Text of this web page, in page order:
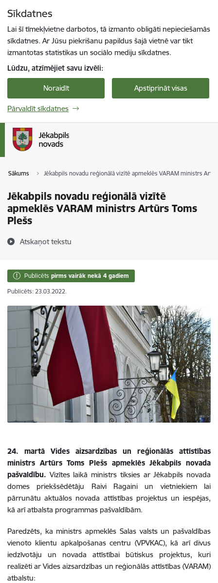
Sīkdatnes
Lai šī tīmekļvietne darbotos, tā izmanto obligāti nepieciešamās
sīkdatnes. Ar Jūsu piekrišanu papildus šajā vietnē var tikt
izmantotas statistikas un sociālo mediju sīkdatnes.
Lūdzu, atzīmējiet savu izvēli:
Noraidīt Apstiprināt visas
Pārvaldīt sīkdatnes
Sākums Jēkabpils novadu reģionālā vizītē apmeklēs VARAM ministrs
Jēkabpils novadu reģionālā vizītē
apmeklēs VARAM ministrs Artūrs Toms
Plešs
Atskaņot tekstu
Publicēts pirms vairāk nekā 4 gadiem
Publicēts: 23.03.2022.
24. martā Vides aizsardzības un reģionālās attīstības
ministrs Artūrs Toms Plešs apmeklēs Jēkabpils novada
pašvaldību. Vizītes laikā ministrs tiksies ar Jēkabpils novada
domes priekšsēdētāju Raivi Ragaini un vietniekiem lai
pārrunātu aktuālos novada attīstības projektus un iespējas,
kā arī atbalsta programmas pašvaldībām.
Paredzēts, ka ministrs apmeklēs Salas valsts un pašvaldības
vienoto klientu apkalpošanas centru (VPVKAC), kā arī divus
iedzīvotāju un novada attīstībai būtiskus projektus, kuri
realizēti ar Vides aizsardzības un reģionālās attīstības (VARAM)
atbalstu: